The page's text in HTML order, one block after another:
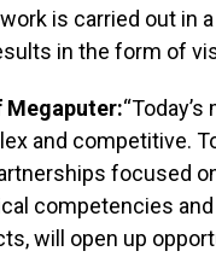
is carried out in
in the form of
Megaputer:
and competitive.
focused
competencies
will open up